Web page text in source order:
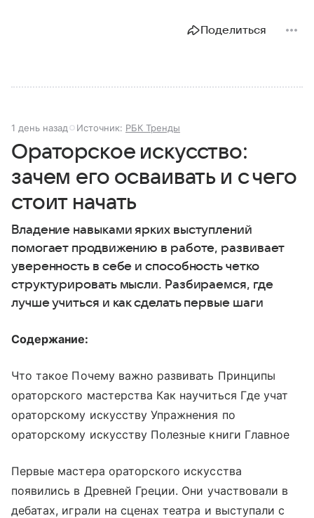
Поделиться
1 день назад Источник: РБК Тренды
Ораторское искусство:
зачем его осваивать и с чего
стоит начать
Владение навыками ярких выступлений
помогает продвижению в работе, развивает
уверенность в себе и способность четко
структурировать мысли. Разбираемся, где
лучше учиться и как сделать первые шаги
Содержание:
Что такое Почему важно развивать Принципы
ораторского мастерства Как научиться Где учат
ораторскому искусству Упражнения по
ораторскому искусству Полезные книги Главное
Первые мастера ораторского искусства
появились в Древней Греции. Они участвовали в
дебатах, играли на сценах театра и выступали с